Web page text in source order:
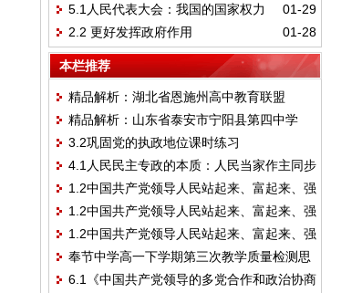
（学考）试题
习-2022-2023学年高中政治统编版必修三政
治与法治
01-29
5.1人民代表大会：我国的国家权力
机关同步练习-2022-2023学年高中政治统编
版必修三政治与法治
01-28
2.2 更好发挥政府作用
本栏推荐
精品解析：湖北省恩施州高中教育联盟
2022-2023学年高三上学期期末考试政治试
题
精品解析：山东省泰安市宁阳县第四中学
2022-2023学年高一上学期线上期末模拟政
治试卷
3.2巩固党的执政地位课时练习
4.1人民民主专政的本质：人民当家作主同步
练习-2022-2023学年高中政治统编版必修三
政治与法治
1.2中国共产党领导人民站起来、富起来、强
起来（练习)-【议题式教学】2022-2023学
年高中政治同步教学练（统编版必修3）
1.2中国共产党领导人民站起来、富起来、强
起来（教案）-【议题式教学】2022-2023学
年高中政治同步教学练（统编版必修3）
1.2中国共产党领导人民站起来、富起来、强
起来（课件）-【议题式教学】2022-2023学
年高中政治同步教学练（统编版必修3）
奉节中学高一下学期第三次教学质量检测思
想政治试题
6.1《中国共产党领导的多党合作和政治协商